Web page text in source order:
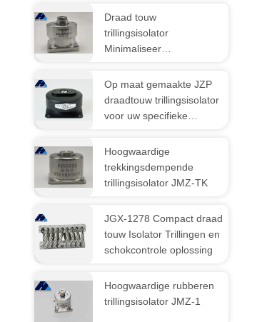
Draad touw
trillingsisolator
Minimaliseer
mechanische systemen
Op maat gemaakte JZP
draadtouw trillingsisolator
voor uw specifieke
Hoogwaardige
trekkingsdempende
trillingsisolator JMZ-TK
JGX-1278 Compact draad
touw Isolator Trillingen en
schokcontrole oplossing
Hoogwaardige rubberen
trillingsisolator JMZ-1